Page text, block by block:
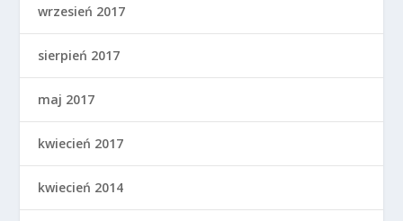
wrzesień 2017
sierpień 2017
maj 2017
kwiecień 2017
kwiecień 2014